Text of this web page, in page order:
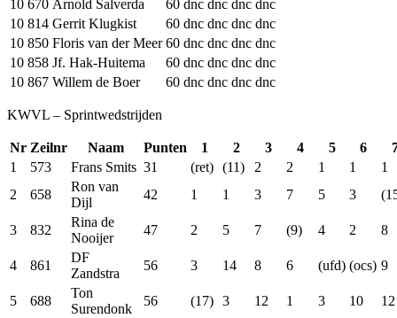
10 670 Arnold Salverda 60 dnc dnc dnc dnc
10 814 Gerrit Klugkist 60 dnc dnc dnc dnc
10 850 Floris van der Meer 60 dnc dnc dnc dnc
10 858 Jf. Hak-Huitema 60 dnc dnc dnc dnc
10 867 Willem de Boer 60 dnc dnc dnc dnc
KWVL – Sprintwedstrijden
Nr Zeilnr Naam Punten 1 2 3 4 5 6
1
573 Frans Smits 31 (ret) (11) 2 2 1 1
1
2
658
Ron van
Dijl
42 1 1 3 7 5 3
3 832
Rina de
Nooijer
47 2 5 7 (9) 4 2 8
4 861
DF
Zandstra
56 3 14 8 6 (ufd) (ocs) 9
5 688
Ton
Surendonk
56 (17) 3 12 1 3 10 12